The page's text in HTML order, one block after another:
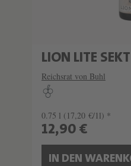
LION LITE
Reichsrat von Buhl
0.75 l (17,20 €/1l) *
12,90 €
IN DEN